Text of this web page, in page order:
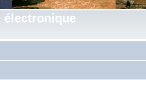
électronique